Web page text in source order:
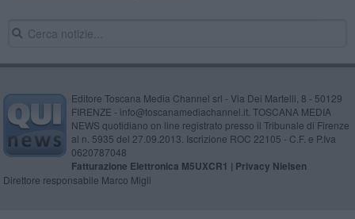
Editore Toscana Media Channel srl - Via Dei Martelli, 8 - 50129
FIRENZE - info@toscanamediachannel.it. TOSCANA MEDIA
NEWS quotidiano on line registrato presso il Tribunale di Firenze
al n. 5935 del 27.09.2013. Iscrizione ROC 22105 - C.F. e P.Iva
0620787048
Fatturazione Elettronica M5UXCR1 | Privacy Nielsen
Direttore responsabile Marco Migli